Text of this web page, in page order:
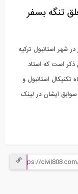
غول آسا "...معلق تنگه بسفر
بسفر در شهر استانبول ترکیه
ذکر است که استاد
تکنیکال استانبول و
ایشان در لینک